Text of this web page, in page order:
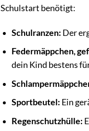
Schulstart benötigt:
Schulranzen: Der
Federmäppchen,
dein Kind bestens
Sportbeutel: Ein
Regenschutzhülle: